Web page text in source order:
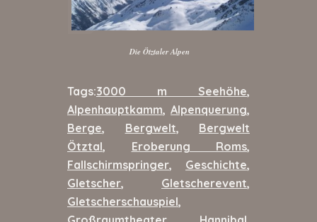
Die Ötztaler Alpen
Tags:3000 m Seehöhe,
Alpenhauptkamm, Alpenquerung,
Berge, Bergwelt, Bergwelt
Ötztal, Eroberung Roms,
Fallschirmspringer, Geschichte,
Gletscher, Gletscherevent,
Gletscherschauspiel,